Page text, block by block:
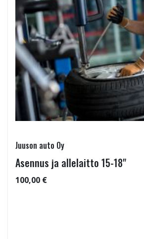
Juuson auto Oy
Asennus ja allelaitto 15-18"
100,00 €